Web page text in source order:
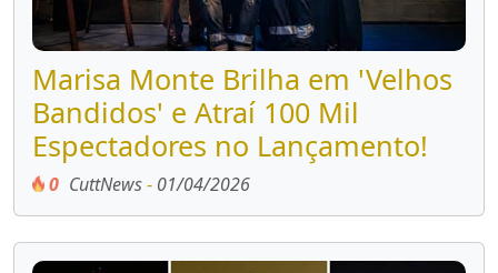
Marisa Monte Brilha em 'Velhos
Bandidos' e Atraí 100 Mil
Espectadores no Lançamento!
0 CuttNews- 01/04/2026